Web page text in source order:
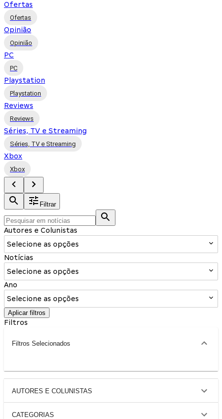
Ofertas
Ofertas
Opinião
Opinião
PC
PC
Playstation
Playstation
Reviews
Reviews
Séries, TV e Streaming
Séries, TV e Streaming
Xbox
Xbox
Filtrar
Autores e Colunistas
Selecione as opções
Notícias
Selecione as opções
Ano
Selecione as opções
Aplicar filtros
Filtros
Filtros Selecionados
AUTORES E COLUNISTAS
CATEGORIAS